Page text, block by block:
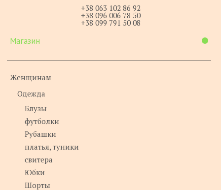
+38 063 102 86 92
+38 096 006 78 50
+38 099 791 50 08
Магазин
Женщинам
Одежда
Блузы
футболки
Рубашки
платья, туники
свитера
Юбки
Шорты